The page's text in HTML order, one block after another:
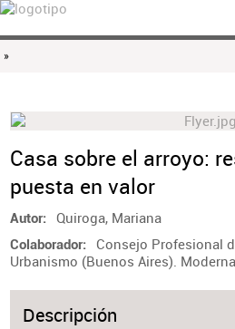
»
Casa sobre el arroyo:
puesta en valor
Autor Quiroga, Mariana
Colaborador
Consejo Profesional
Urbanismo (Buenos Aires).
Descripción